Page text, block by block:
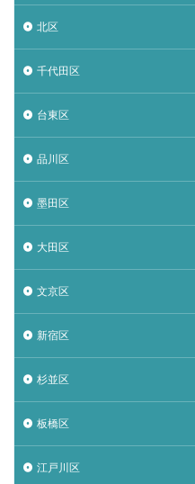
北区
千代田区
台東区
品川区
墨田区
大田区
文京区
新宿区
杉並区
板橋区
江戸川区